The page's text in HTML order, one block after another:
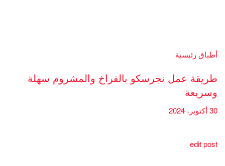
أطباق رئيسية
طريقة عمل نجرسكو بالفراخ والمشروم سهلة
وسريعة
30 أكتوبر، 2024
edit post